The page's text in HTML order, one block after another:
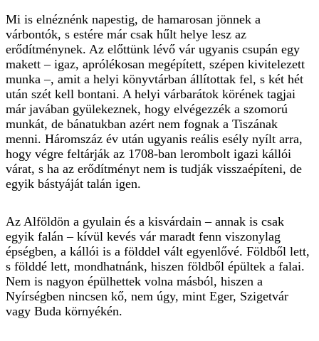
Mi is elnéznénk napestig, de hamarosan jönnek a
várbontók, s estére már csak hűlt helye lesz az
erődítménynek. Az előttünk lévő vár ugyanis csupán egy
makett – igaz, aprólékosan megépített, szépen kivitelezett
munka –, amit a helyi könyvtárban állítottak fel, s két hét
után szét kell bontani. A helyi várbarátok körének tagjai
már javában gyülekeznek, hogy elvégezzék a szomorú
munkát, de bánatukban azért nem fognak a Tiszának
menni. Háromszáz év után ugyanis reális esély nyílt arra,
hogy végre feltárják az 1708-ban lerombolt igazi kállói
várat, s ha az erődítményt nem is tudják visszaépíteni, de
egyik bástyáját talán igen.
Az Alföldön a gyulain és a kisvárdain – annak is csak
egyik falán – kívül kevés vár maradt fenn viszonylag
épségben, a kállói is a földdel vált egyenlővé. Földből lett,
s földdé lett, mondhatnánk, hiszen földből épültek a falai.
Nem is nagyon épülhettek volna másból, hiszen a
Nyírségben nincsen kő, nem úgy, mint Eger, Szigetvár
vagy Buda környékén.